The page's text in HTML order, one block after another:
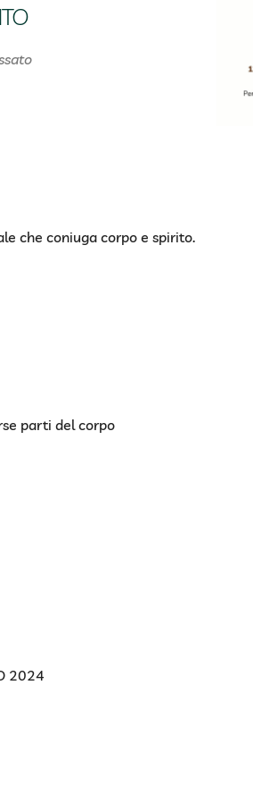
che coniuga corpo e spirito.
parti del corpo
2024